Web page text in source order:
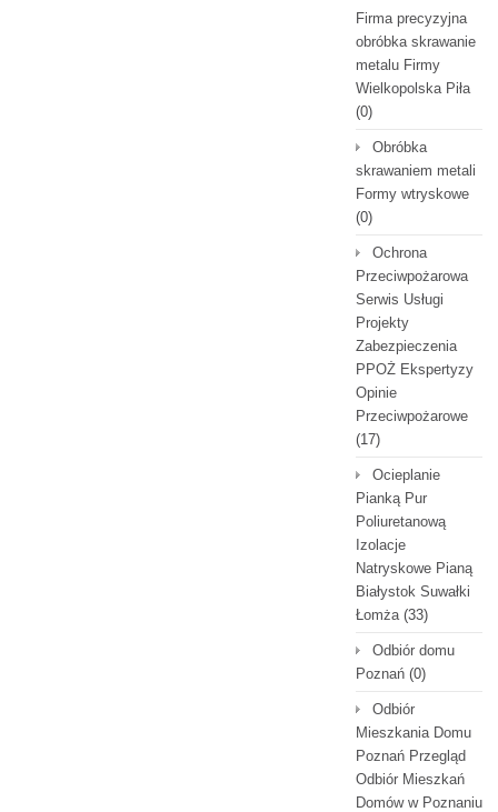
Firma precyzyjna
obróbka skrawanie
metalu Firmy
Wielkopolska Piła
(0)
Obróbka
skrawaniem metali
Formy wtryskowe
(0)
Ochrona
Przeciwpożarowa
Serwis Usługi
Projekty
Zabezpieczenia
PPOŻ Ekspertyzy
Opinie
Przeciwpożarowe
(17)
Ocieplanie
Pianką Pur
Poliuretanową
Izolacje
Natryskowe Pianą
Białystok Suwałki
Łomża(33)
Odbiór domu
Poznań (0)
Odbiór
Mieszkania Domu
Poznań Przegląd
Odbiór Mieszkań
Domów w Poznaniu